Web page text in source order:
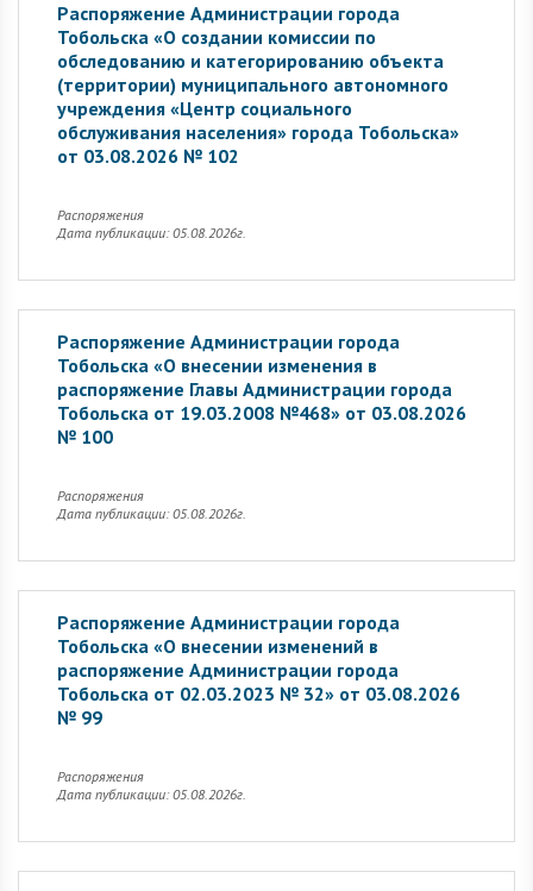
Распоряжение Администрации города
Тобольска «О создании комиссии по
обследованию и категорированию объекта
(территории) муниципального автономного
учреждения «Центр социального
обслуживания населения» города Тобольска»
от 03.08.2026 № 102
Распоряжения
Дата публикации: 05.08.2026г.
Распоряжение Администрации города
Тобольска «О внесении изменения в
распоряжение Главы Администрации города
Тобольска от 19.03.2008 №468» от 03.08.2026
№ 100
Распоряжения
Дата публикации: 05.08.2026г.
Распоряжение Администрации города
Тобольска «О внесении изменений в
распоряжение Администрации города
Тобольска от 02.03.2023 № 32» от 03.08.2026
№ 99
Распоряжения
Дата публикации: 05.08.2026г.